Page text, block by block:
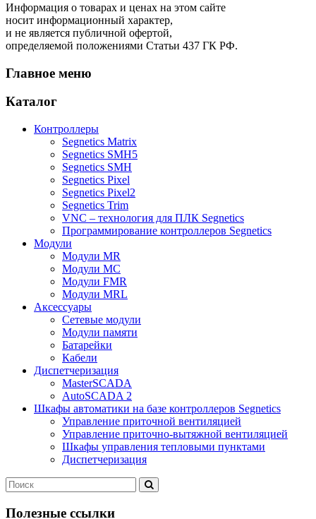
Информация о товарах и ценах на этом сайте
носит информационный характер,
и не является публичной офертой,
определяемой положениями Статьи 437 ГК РФ.
Главное меню
Каталог
Контроллеры
Segnetics Matrix
Segnetics SMH5
Segnetics SMH
Segnetics Pixel
Segnetics Pixel2
Segnetics Trim
VNC – технология для ПЛК Segnetics
Программирование контроллеров Segnetics
Модули
Модули MR
Модули MC
Модули FMR
Модули MRL
Аксеcсуары
Сетевые модули
Модули памяти
Батарейки
Кабели
Диспетчеризация
MasterSCADA
AutoSCADA 2
Шкафы автоматики на базе контроллеров Segnetics
Управление приточной вентиляцией
Управление приточно-вытяжной вентиляцией
Шкафы управления тепловыми пунктами
Диспетчеризация
Полезные ссылки